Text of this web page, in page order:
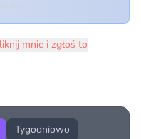
mnie i zgłoś to
Tygodniowo